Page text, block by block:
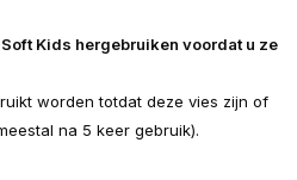
Kids hergebruiken voordat u ze
worden totdat deze vies zijn of
na 5 keer gebruik).